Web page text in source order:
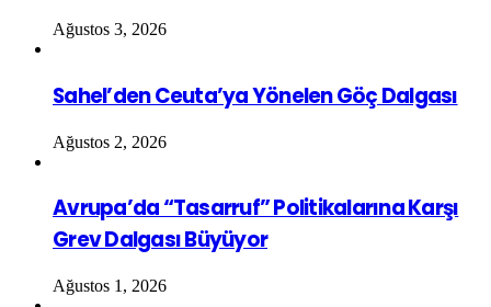
Ağustos 3, 2026
Sahel’den Ceuta’ya Yönelen Göç Dalgası
Ağustos 2, 2026
Avrupa’da “Tasarruf” Politikalarına Karşı
Grev Dalgası Büyüyor
Ağustos 1, 2026